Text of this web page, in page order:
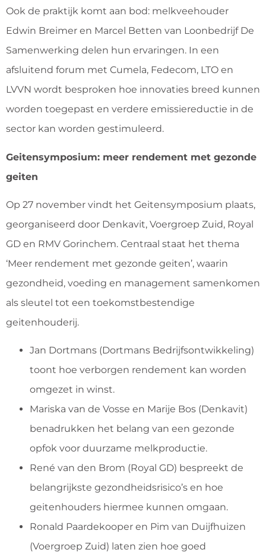
Ook de praktijk komt aan bod: melkveehouder
Edwin Breimer en Marcel Betten van Loonbedrijf De
Samenwerking delen hun ervaringen. In een
afsluitend forum met Cumela, Fedecom, LTO en
LVVN wordt besproken hoe innovaties breed kunnen
worden toegepast en verdere emissiereductie in de
sector kan worden gestimuleerd.
Geitensymposium: meer rendement met gezonde
geiten
Op 27 november vindt het Geitensymposium plaats,
georganiseerd door Denkavit, Voergroep Zuid, Royal
GD en RMV Gorinchem. Centraal staat het thema
‘Meer rendement met gezonde geiten’, waarin
gezondheid, voeding en management samenkomen
als sleutel tot een toekomstbestendige
geitenhouderij.
Jan Dortmans (Dortmans Bedrijfsontwikkeling)
toont hoe verborgen rendement kan worden
omgezet in winst.
Mariska van de Vosse en Marije Bos (Denkavit)
benadrukken het belang van een gezonde
opfok voor duurzame melkproductie.
René van den Brom (Royal GD) bespreekt de
belangrijkste gezondheidsrisico’s en hoe
geitenhouders hiermee kunnen omgaan.
Ronald Paardekooper en Pim van Duijfhuizen
(Voergroep Zuid) laten zien hoe goed